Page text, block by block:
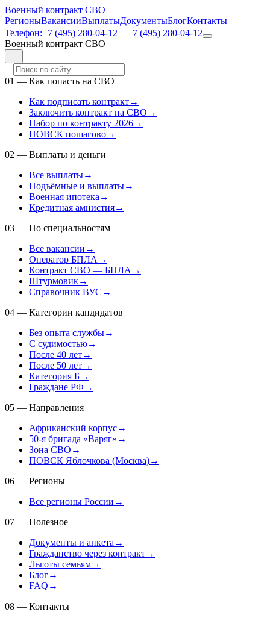
Военный контракт СВО
РегионыВакансииВыплатыДокументыБлогКонтакты
Телефон:+7 (495) 280-04-12
+7 (495) 280-04-12
Военный контракт СВО
01 — Как попасть на СВО
Как подписать контракт→
Заключить контракт на СВО →
Набор по контракту 2026→
ПОВСК пошагово→
02 — Выплаты и деньги
Все выплаты→
Подъёмные и выплаты→
Военная ипотека →
Кредитная амнистия→
03 — По специальностям
Все вакансии →
Оператор БПЛА →
Контракт СВО — БПЛА →
Штурмовик→
Справочник ВУС →
04 — Категории кандидатов
Без опыта службы→
С судимостью→
После 40 лет→
После 50 лет→
Категория Б→
Граждане РФ →
05 — Направления
Африканский корпус→
50-я бригада «Варяг» →
Зона СВО →
ПОВСК Яблочкова (Москва)→
06 — Регионы
Все регионы России →
07 — Полезное
Документы и анкета →
Гражданство через контракт→
Льготы семьям→
Блог→
FAQ →
08 — Контакты